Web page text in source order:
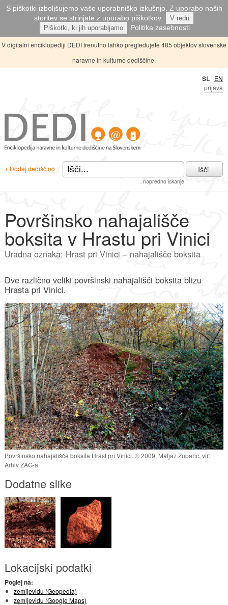
S piškotki izboljšujemo vašo uporabniško izkušnjo. Z uporabo naših
storitev se strinjate z uporabo piškotkov.
V redu
Piškotki, ki jih uporabljamo
Politika zasebnosti
V digitalni enciklopediji DEDI trenutno lahko pregledujete 485 objektov slovenske
naravne in kulturne dediščine.
SL | EN
prijava
+ Dodaj dediščino
napredno iskanje
Išči
Površinsko nahajališče
boksita v Hrastu pri Vinici
Uradna oznaka: Hrast pri Vinici – nahajališče boksita
Dve različno veliki površinski nahajališči boksita blizu
Hrasta pri Vinici.
Površinsko nahajališče boksita Hrast pri Vinici. © 2009, Matjaž Zupanc, vir:
Arhiv ZAG-a
Dodatne slike
Lokacijski podatki
Poglej na:
zemljevidu (Geopedia)
zemljevidu (Google Maps)